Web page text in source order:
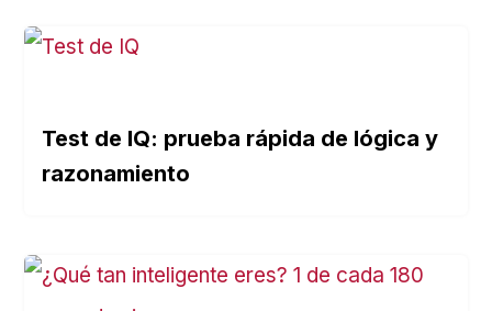
Test de IQ: prueba rápida de lógica y
razonamiento